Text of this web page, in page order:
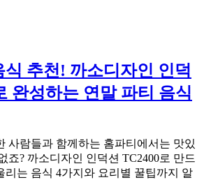
식 추천! 까소디자인 인덕
완성하는 연말 파티 음식
사람들과 함께하는 홈파티에서는 맛있
죠? 까소디자인 인덕션 TC2400로 만드
리는 음식 4가지와 요리별 꿀팁까지 알